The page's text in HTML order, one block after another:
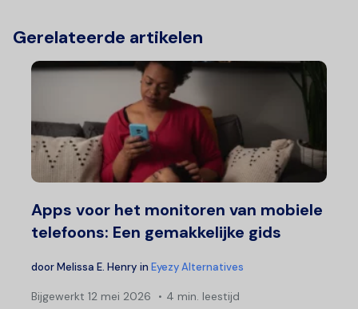
Gerelateerde artikelen
Apps voor het monitoren van mobiele
telefoons: Een gemakkelijke gids
doorMelissa E. Henry in Eyezy Alternatives
Bijgewerkt 12 mei 2026 4 min. leestijd